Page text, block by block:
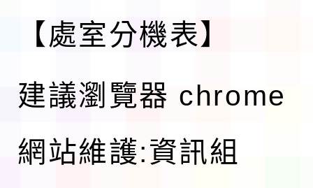
【處室分機表】
建議瀏覽器 chrome
網站維護:資訊組